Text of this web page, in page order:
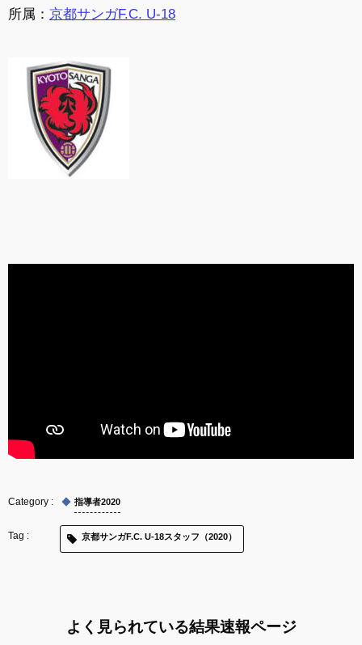
所属： 京都サンガF.C. U-18
指導者2020
京都サンガF.C. U-18スタッフ（2020）
よく見られている結果速報ページ